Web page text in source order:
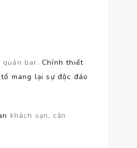
quán bar. Chính thiết
mang lại sự độc đáo
khách sạn, căn